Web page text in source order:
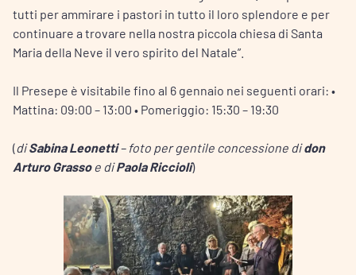
tutti per ammirare i pastori in tutto il loro splendore e per
continuare a trovare nella nostra piccola chiesa di Santa
Maria della Neve il vero spirito del Natale”.
Il Presepe è visitabile fino al 6 gennaio nei seguenti orari: •
Mattina: 09:00 – 13:00 • Pomeriggio: 15:30 – 19:30
(diSabina Leonetti– foto per gentile concessione didon
Arturo Grassoe diPaola Riccioli)